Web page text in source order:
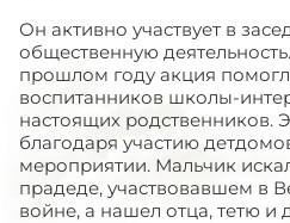
Он активно участвует в
общественную
прошлом году акция
воспитанников школы-
настоящих родственников.
благодаря участию
мероприятии. Мальчик
прадеде, участвовавшем в
войне, а нашел отца, тетю и